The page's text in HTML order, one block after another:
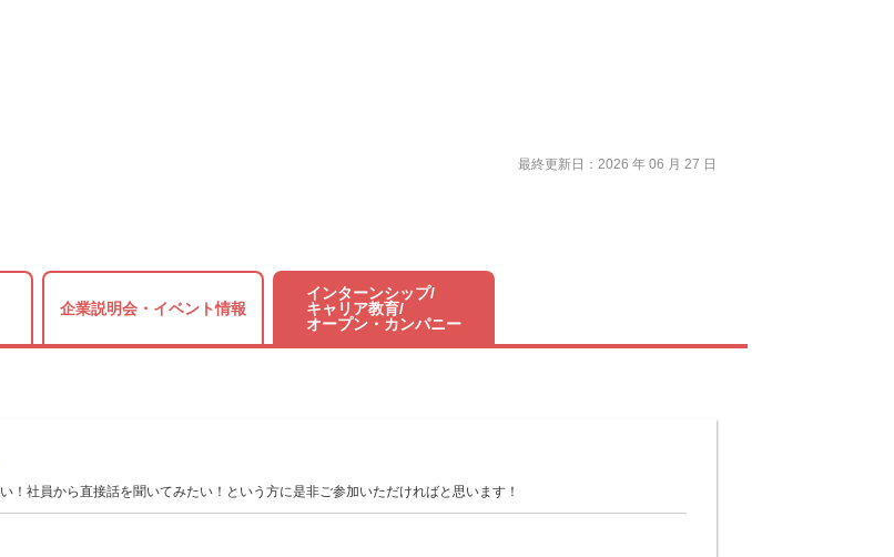
最終更新日：2026 年 06 月 27 日
企業説明会・ イベント情報
インターンシップ/
キャリア教育/
オープン・カンパニー
社員から直接話を聞いてみたい！という方に是非ご参加いただければと思います！